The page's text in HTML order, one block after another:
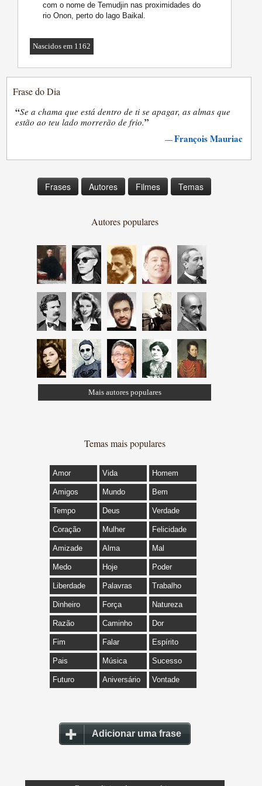
com o nome de Temudjin nas proximidades do
rio Onon, perto do lago Baikal.
Nascidos em 1162
Frase do Dia
“Se a chama que está dentro de ti se apagar, as almas que
estão ao teu lado morrerão de frio.”
—François Mauriac
Frases Autores Filmes Temas
Autores populares
Mais autores populares
Temas mais populares
Amor Vida Homem
Amigos Mundo Bem
Tempo Deus Verdade
Coração Mulher Felicidade
Amizade Alma Mal
Medo Hoje Poder
Liberdade Palavras Trabalho
Dinheiro Força Natureza
Razão Caminho Dor
Fim Falar Espírito
Pais Música Sucesso
Futuro Aniversário Vontade
Adicionar uma frase